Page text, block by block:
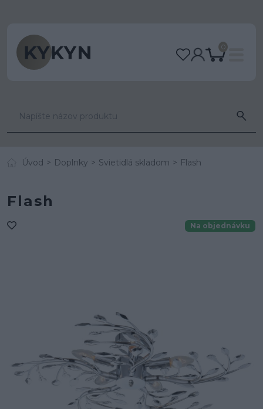
0
Úvod Doplnky Svietidlá skladom Flash
Flash
Na objednávku